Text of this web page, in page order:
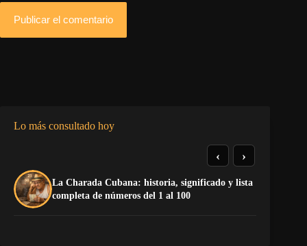
Publicar el comentario
Lo más consultado hoy
La Charada Cubana: historia, significado y lista
completa de números del 1 al 100
‹ ›